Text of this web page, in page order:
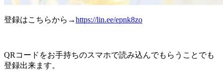
登録はこちらから→https://lin.ee/epnk8zo
QRコードをお手持ちのスマホで読み込んでもらうことでも
登録出来ます。